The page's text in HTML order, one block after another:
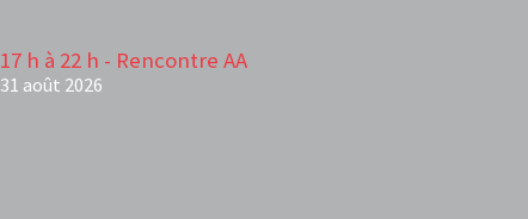
17 h à 22 h - Rencontre AA
31 août 2026